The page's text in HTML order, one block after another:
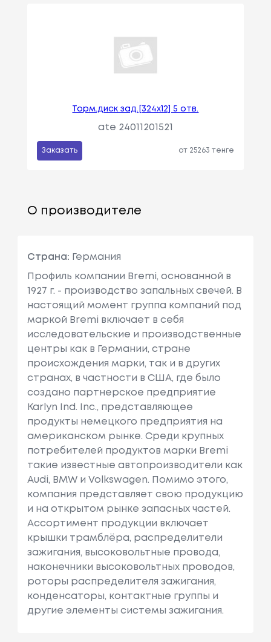
Торм.диск зад.[324x12] 5 отв.
ate 24011201521
Заказать от 25263 тенге
О производителе
Страна: Германия
Профиль компании Bremi, основанной в
1927 г. - производство запальных свечей. В
настоящий момент группа компаний под
маркой Bremi включает в себя
исследовательские и производственные
центры как в Германии, стране
происхождения марки, так и в других
странах, в частности в США, где было
создано партнерское предприятие
Karlyn Ind. Inc., представляющее
продукты немецкого предприятия на
американском рынке. Среди крупных
потребителей продуктов марки Bremi
такие известные автопроизводители как
Audi, BMW и Volkswagen. Помимо этого,
компания представляет свою продукцию
и на открытом рынке запасных частей.
Ассортимент продукции включает
крышки трамблёра, распределители
зажигания, высоковольтные провода,
наконечники высоковольтных проводов,
роторы распределителя зажигания,
конденсаторы, контактные группы и
другие элементы системы зажигания.